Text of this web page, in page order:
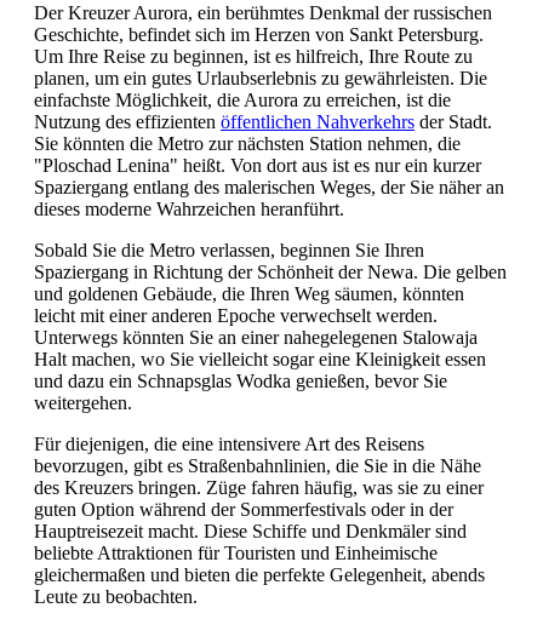
Der Kreuzer Aurora, ein berühmtes Denkmal der russischen
Geschichte, befindet sich im Herzen von Sankt Petersburg.
Um Ihre Reise zu beginnen, ist es hilfreich, Ihre Route zu
planen, um ein gutes Urlaubserlebnis zu gewährleisten. Die
einfachste Möglichkeit, die Aurora zu erreichen, ist die
Nutzung des effizienten öffentlichen Nahverkehrs der Stadt.
Sie könnten die Metro zur nächsten Station nehmen, die
"Ploschad Lenina" heißt. Von dort aus ist es nur ein kurzer
Spaziergang entlang des malerischen Weges, der Sie näher an
dieses moderne Wahrzeichen heranführt.
Sobald Sie die Metro verlassen, beginnen Sie Ihren
Spaziergang in Richtung der Schönheit der Newa. Die gelben
und goldenen Gebäude, die Ihren Weg säumen, könnten
leicht mit einer anderen Epoche verwechselt werden.
Unterwegs könnten Sie an einer nahegelegenen Stalowaja
Halt machen, wo Sie vielleicht sogar eine Kleinigkeit essen
und dazu ein Schnapsglas Wodka genießen, bevor Sie
weitergehen.
Für diejenigen, die eine intensivere Art des Reisens
bevorzugen, gibt es Straßenbahnlinien, die Sie in die Nähe
des Kreuzers bringen. Züge fahren häufig, was sie zu einer
guten Option während der Sommerfestivals oder in der
Hauptreisezeit macht. Diese Schiffe und Denkmäler sind
beliebte Attraktionen für Touristen und Einheimische
gleichermaßen und bieten die perfekte Gelegenheit, abends
Leute zu beobachten.